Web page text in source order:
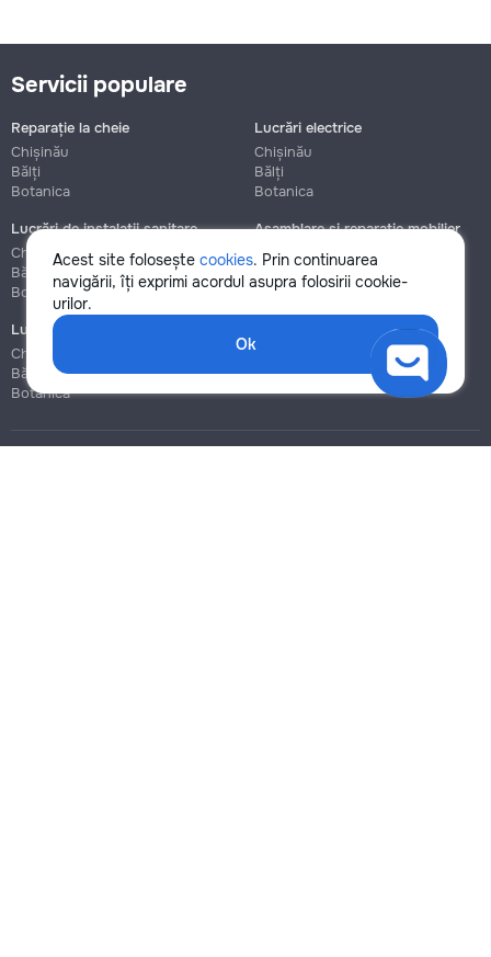
Acest site folosește cookies. Prin continuarea
navigării, îți exprimi acordul asupra folosirii cookie-
urilor.
Ok
Servicii populare
Reparație la cheie
Chișinău
Bălți
Botanica
Lucrări electrice
Chișinău
Bălți
Botanica
Lucrări de instalații sanitare
Chișinău
Bălți
Botanica
Asamblare și reparație mobilier
Chișinău
Botanica
Lucrări de construcție și instalare
Chișinău
Bălți
Botanica